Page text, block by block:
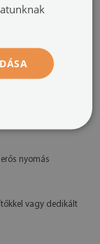
a monitor
nyomás
vagy dedikált